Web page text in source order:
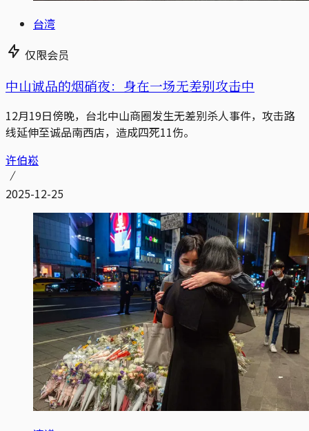
台湾
仅限会员
中山诚品的烟硝夜：身在一场无差别攻击中
12月19日傍晚，台北中山商圈发生无差别杀人事件，攻击路
线延伸至诚品南西店，造成四死11伤。
许伯崧
2025-12-25